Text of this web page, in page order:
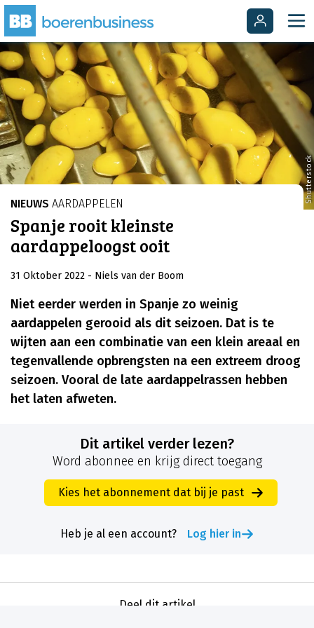
Shutterstock
NIEUWS AARDAPPELEN
Spanje rooit kleinste
aardappeloogst ooit
31 Oktober 2022 - Niels van der Boom
Niet eerder werden in Spanje zo weinig
aardappelen gerooid als dit seizoen. Dat is te
wijten aan een combinatie van een klein areaal en
tegenvallende opbrengsten na een extreem droog
seizoen. Vooral de late aardappelrassen hebben
het laten afweten.
Dit artikel verder lezen?
Word abonnee en krijg direct toegang
Kies het abonnement dat bij je past
Heb je al een account? Log hier in
Deel dit artikel